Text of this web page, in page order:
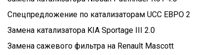
Спецпредложение по катализаторам UCC ЕВРО 2
Замена катализатора KIA Sportage III 2.0
Замена сажевого фильтра на Renault Mascott